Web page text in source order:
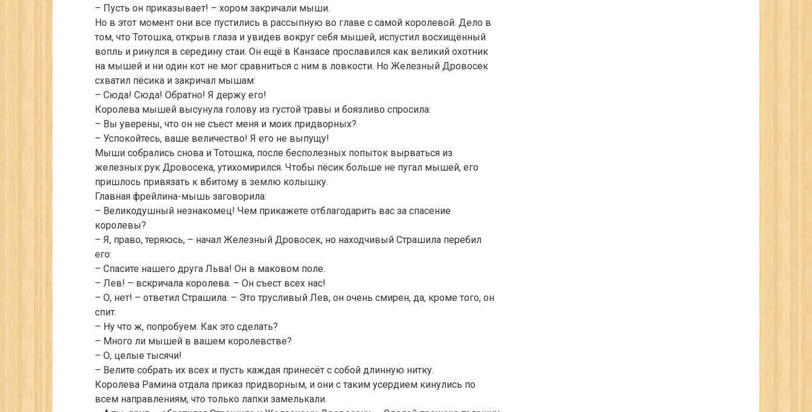
– Пусть он приказывает! – хором закричали мыши.
Но в этот момент они все пустились в рассыпную во главе с самой королевой. Дело в
том, что Тотошка, открыв глаза и увидев вокруг себя мышей, испустил восхищённый
вопль и ринулся в середину стаи. Он ещё в Канзасе прославился как великий охотник
на мышей и ни один кот не мог сравниться с ним в ловкости. Но Железный Дровосек
схватил пёсика и закричал мышам:
– Сюда! Сюда! Обратно! Я держу его!
Королева мышей высунула голову из густой травы и боязливо спросила:
– Вы уверены, что он не съест меня и моих придворных?
– Успокойтесь, ваше величество! Я его не выпущу!
Мыши собрались снова и Тотошка, после бесполезных попыток вырваться из
железных рук Дровосека, утихомирился. Чтобы пёсик больше не пугал мышей, его
пришлось привязать к вбитому в землю колышку.
Главная фрейлина-мышь заговорила:
– Великодушный незнакомец! Чем прикажете отблагодарить вас за спасение
королевы?
– Я, право, теряюсь, – начал Железный Дровосек, но находчивый Страшила перебил
его:
– Спасите нашего друга Льва! Он в маковом поле.
– Лев! – вскричала королева. – Он съест всех нас!
– О, нет! – ответил Страшила. – Это трусливый Лев, он очень смирен, да, кроме того, он
спит.
– Ну что ж, попробуем. Как это сделать?
– Много ли мышей в вашем королевстве?
– О, целые тысячи!
– Велите собрать их всех и пусть каждая принесёт с собой длинную нитку.
Королева Рамина отдала приказ придворным, и они с таким усердием кинулись по
всем направлениям, что только лапки замелькали.